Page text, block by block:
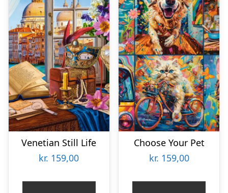
Venetian Still Life
kr. 159,00
Choose Your Pet
kr. 159,00